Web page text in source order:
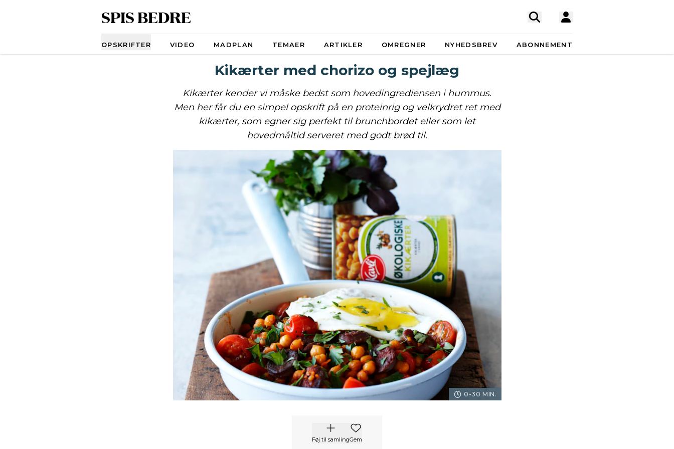
SPIS BEDRE
OPSKRIFTER VIDEO MADPLAN TEMAER ARTIKLER OMREGNER NYHEDSBREV ABONNEMENT
Kikærter med chorizo og spejlæg
Kikærter kender vi måske bedst som hovedingrediensen i hummus.
Men her får du en simpel opskrift på en proteinrig og velkrydret ret med
kikærter, som egner sig perfekt til brunchbordet eller som let
hovedmåltid serveret med godt brød til.
0-30 MIN.
Føj til samlingGem